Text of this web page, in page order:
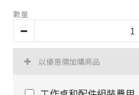
數量
以優惠價加購商品